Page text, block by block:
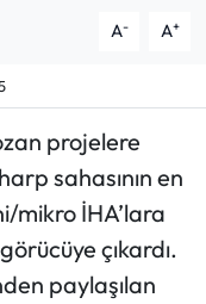
A- A+
projelere
sahasının en
mikro İHA’lara
çıkardı.
paylaşılan